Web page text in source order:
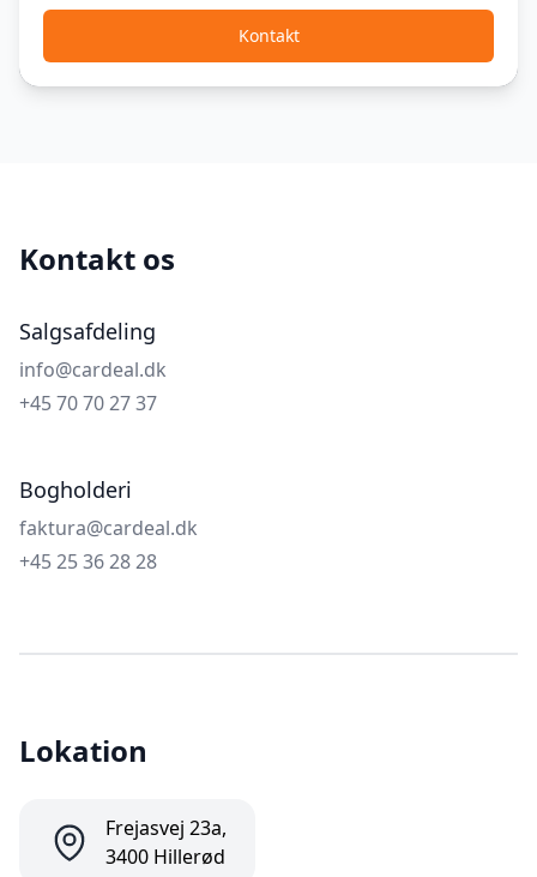
Kontakt
Kontakt os
Salgsafdeling
info@cardeal.dk
+45 70 70 27 37
Bogholderi
faktura@cardeal.dk
+45 25 36 28 28
Lokation
Frejasvej 23a,
3400 Hillerød